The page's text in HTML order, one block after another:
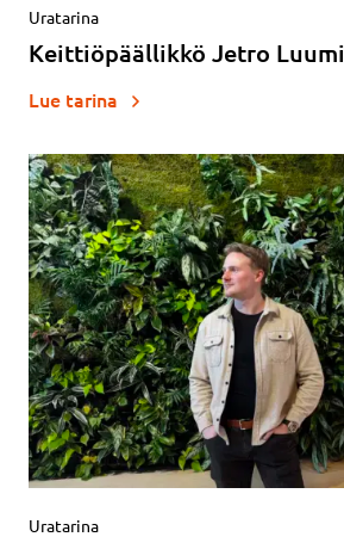
Uratarina
Keittiöpäällikkö Jetro Luumi
Lue tarina
Uratarina